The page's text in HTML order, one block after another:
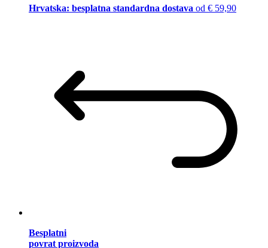
Hrvatska: besplatna standardna dostava od € 59,90
Besplatni
povrat proizvoda